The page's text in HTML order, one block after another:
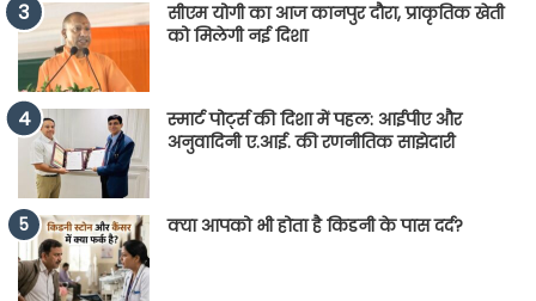
सीएम योगी का आज कानपुर दौरा, प्राकृतिक खेती
को मिलेगी नई दिशा
स्मार्ट पोर्ट्स की दिशा में पहल: आईपीए और
अनुवादिनी ए.आई. की रणनीतिक साझेदारी
क्या आपको भी होता है किडनी के पास दर्द?